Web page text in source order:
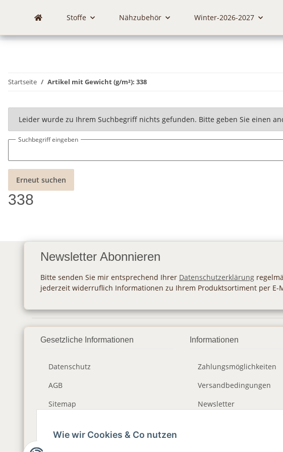
Stoffe Nähzubehör Winter-2026-2027
Startseite Artikel mit Gewicht (g/m²): 338
xLeider wurde zu Ihrem Suchbegriff nichts gefunden. Bitte geben Sie einen
Suchbegriff eingeben
Erneut suchen
338
Newsletter Abonnieren
Bitte senden Sie mir entsprechend Ihrer Datenschutzerklärung
jederzeit widerruflich Informationen zu Ihrem Produktsortiment per E-
Gesetzliche Informationen
Datenschutz
AGB
Sitemap
Widerrufsrecht
Informationen
Zahlungsmöglichkeiten
Versandbedingungen
Newsletter
Wie wir Cookies & Co nutzen